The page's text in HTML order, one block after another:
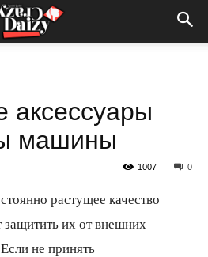
машины
0
1007
растущее качество
их от внешних
не принять